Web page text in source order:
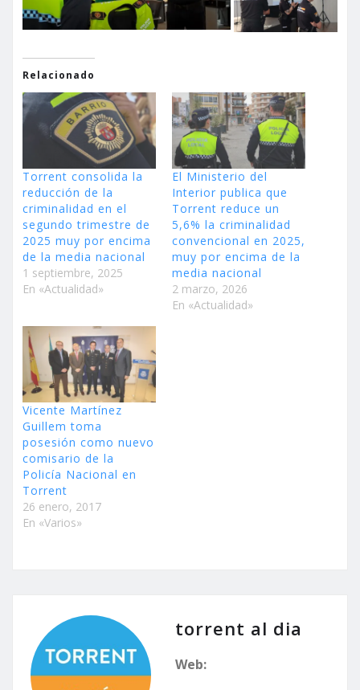
Relacionado
Torrent consolida la
reducción de la
criminalidad en el
segundo trimestre de
2025 muy por encima
de la media nacional
1 septiembre, 2025
En «Actualidad»
El Ministerio del
Interior publica que
Torrent reduce un
5,6% la criminalidad
convencional en 2025,
muy por encima de la
media nacional
2 marzo, 2026
En «Actualidad»
Vicente Martínez
Guillem toma
posesión como nuevo
comisario de la
Policía Nacional en
Torrent
26 enero, 2017
En «Varios»
torrent al dia
Web: